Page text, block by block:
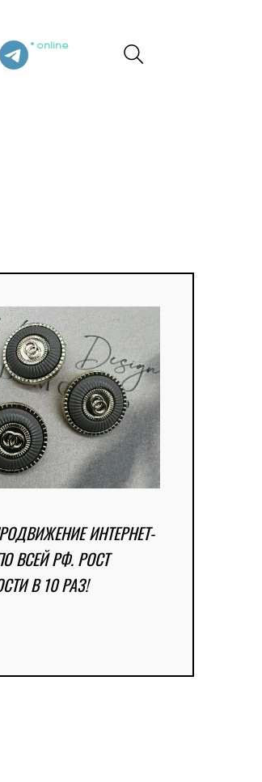
online
ИНТЕРНЕТ-
ВСЕЙ РФ. РОСТ
В 10 РАЗ!